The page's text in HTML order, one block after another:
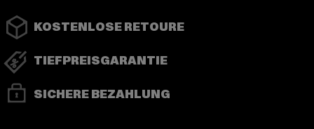
KOSTENLOSE RETOURE
TIEFPREISGARANTIE
SICHERE BEZAHLUNG